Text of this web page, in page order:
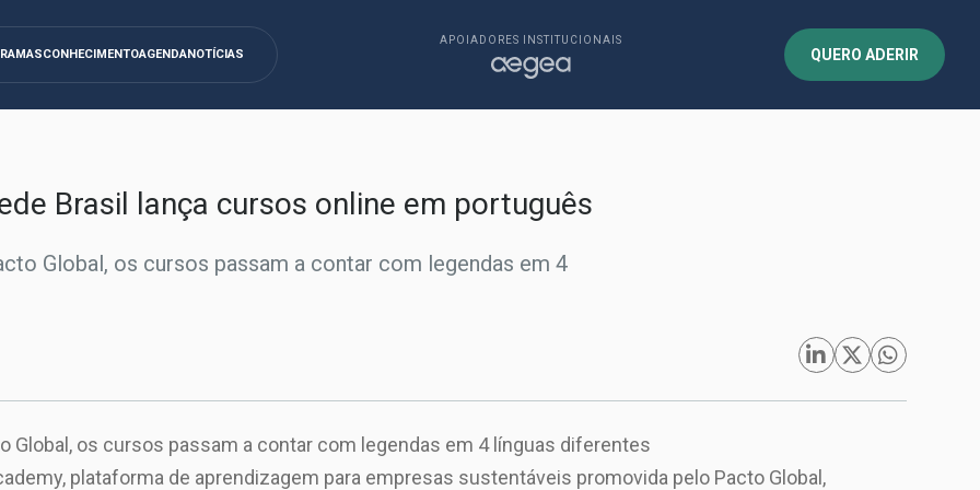
CONHECIMENTOAGENDANOTÍCIAS
APOIADORES INSTITUCIONAIS
QUERO ADERIR
Brasil lança cursos online em português
Global, os cursos passam a contar com legendas em 4
Global, os cursos passam a contar com legendas em 4 línguas diferentes
plataforma de aprendizagem para empresas sustentáveis promovida pelo Pacto Global,